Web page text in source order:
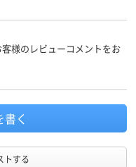
様のレビューコメントをお
く
トする